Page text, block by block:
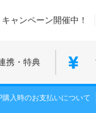
キャンペーン開催中！
携・特典
購入時のお支払いについて